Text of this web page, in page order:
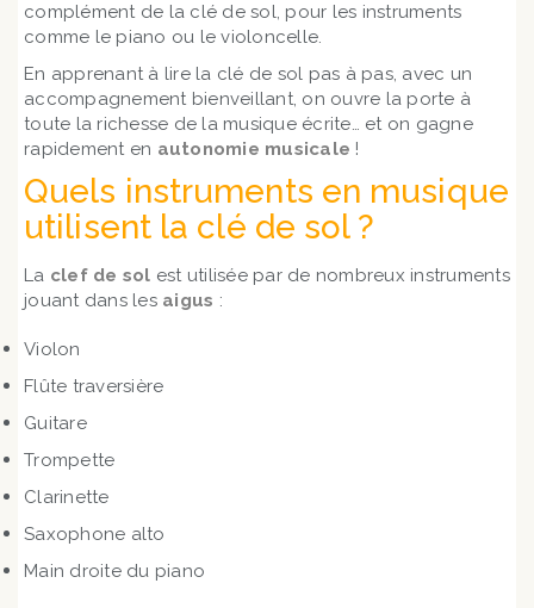
complément de la clé de sol, pour les instruments
comme le piano ou le violoncelle.
En apprenant à lire la clé de sol pas à pas, avec un
accompagnement bienveillant, on ouvre la porte à
toute la richesse de la musique écrite… et on gagne
rapidement en autonomie musicale !
Quels instruments en musique
utilisent la clé de sol ?
La clef de sol est utilisée par de nombreux instruments
jouant dans les aigus :
Violon
Flûte traversière
Guitare
Trompette
Clarinette
Saxophone alto
Main droite du piano